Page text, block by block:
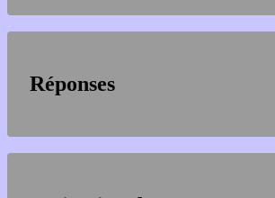
Réponses